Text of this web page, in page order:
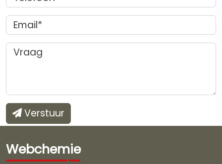
Email*
Vraag
Verstuur
Webchemie